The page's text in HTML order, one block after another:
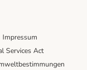
Impressum
Services Act